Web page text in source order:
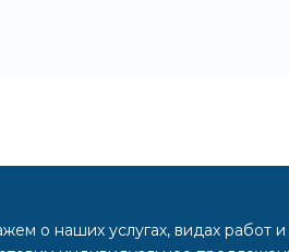
о наших услугах, видах работ и